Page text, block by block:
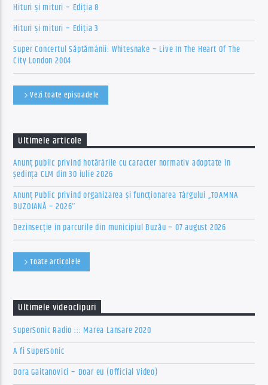
Hituri și mituri – Ediția 8
Hituri și mituri – Ediția 3
Super Concertul Săptămânii: Whitesnake – Live In The Heart Of The
City London 2004
Vezi toate episoadele
Ultimele articole
Anunț public privind hotărârile cu caracter normativ adoptate în
ședința CLM din 30 iulie 2026
Anunț Public privind organizarea şi funcţionarea Târgului „TOAMNA
BUZOIANĂ – 2026″
Dezinsecție în parcurile din municipiul Buzău – 07 august 2026
Toate articolele
Ultimele videoclipuri
SuperSonic Radio ::: Marea Lansare 2020
A fi SuperSonic
Dora Gaitanovici – Doar eu (Official Video)